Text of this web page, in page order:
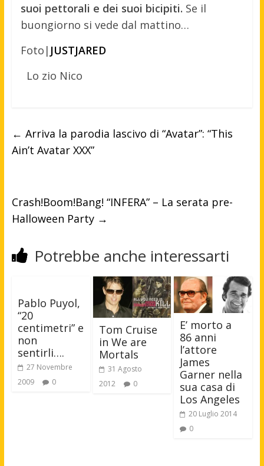
suoi pettorali e dei suoi bicipiti. Se il
buongiorno si vede dal mattino…
Foto| JUSTJARED
Lo zio Nico
← Arriva la parodia lascivo di “Avatar”: “This
Ain’t Avatar XXX”
Crash!Boom!Bang! “INFERA” – La serata pre-
Halloween Party →
Potrebbe anche interessarti
Pablo Puyol,
“20
centimetri” e
non
sentirli….
27 Novembre
2009
0
Tom Cruise
in We are
Mortals
31 Agosto
2012
0
E’ morto a
86 anni
l’attore
James
Garner nella
sua casa di
Los Angeles
20 Luglio 2014
0